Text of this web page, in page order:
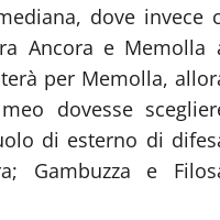
dove invece
Ancora e Memolla
per Memolla,
dovesse
di esterno di
Gambuzza e